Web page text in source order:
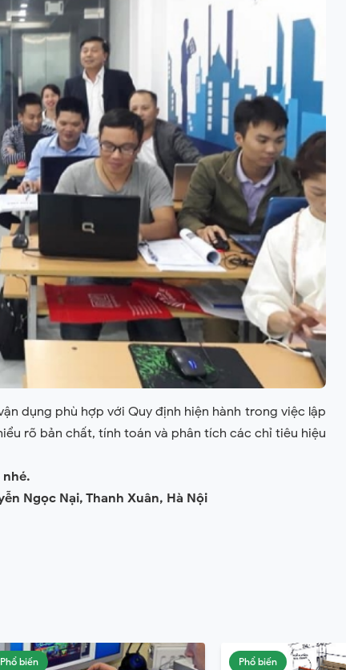
dụng phù hợp với Quy định hiện hành trong việc lập
rõ bản chất, tính toán và phân tích các chỉ tiêu hiệu
Ngọc Nại, Thanh Xuân, Hà Nội
Phổ biến Phổ biến